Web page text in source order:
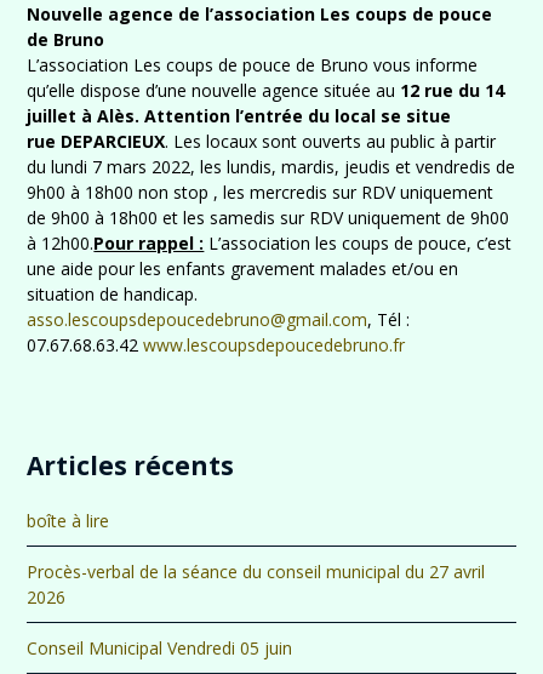
Nouvelle agence de l’association Les coups de pouce
de Bruno
L’association Les coups de pouce de Bruno vous informe
qu’elle dispose d’une nouvelle agence située au 12 rue du 14
juillet à Alès. Attention l’entrée du local se situe
rue DEPARCIEUX. Les locaux sont ouverts au public à partir
du lundi 7 mars 2022, les lundis, mardis, jeudis et vendredis de
9h00 à 18h00 non stop , les mercredis sur RDV uniquement
de 9h00 à 18h00 et les samedis sur RDV uniquement de 9h00
à 12h00.Pour rappel : L’association les coups de pouce, c’est
une aide pour les enfants gravement malades et/ou en
situation de handicap.
asso.lescoupsdepoucedebruno@gmail.com, Tél :
07.67.68.63.42www.lescoupsdepoucedebruno.fr
Articles récents
boîte à lire
Procès-verbal de la séance du conseil municipal du 27 avril
2026
Conseil Municipal Vendredi 05 juin